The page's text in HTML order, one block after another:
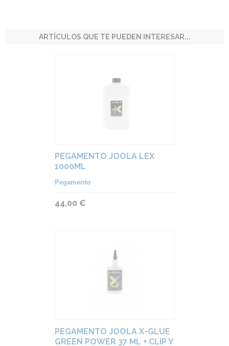
ARTÍCULOS QUE TE PUEDEN INTERESAR...
PEGAMENTO JOOLA LEX
1000ML
Pegamento
44,00 €
PEGAMENTO JOOLA X-GLUE
GREEN POWER 37 ML + CLIP Y